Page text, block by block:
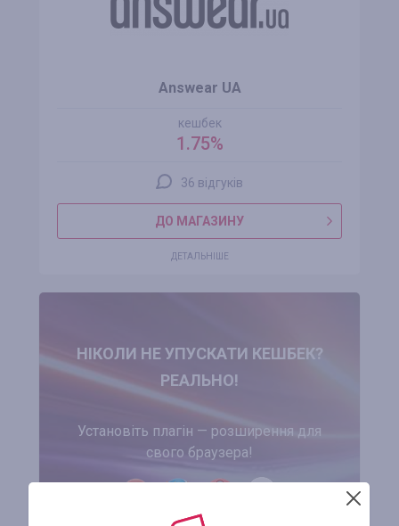
Answear UA
кешбек
1.75%
36 відгуків
ДО МАГАЗИНУ
ДЕТАЛЬНІШЕ
НІКОЛИ НЕ УПУСКАТИ КЕШБЕК?
РЕАЛЬНО!
Установіть плагін — розширення для
свого браузера!